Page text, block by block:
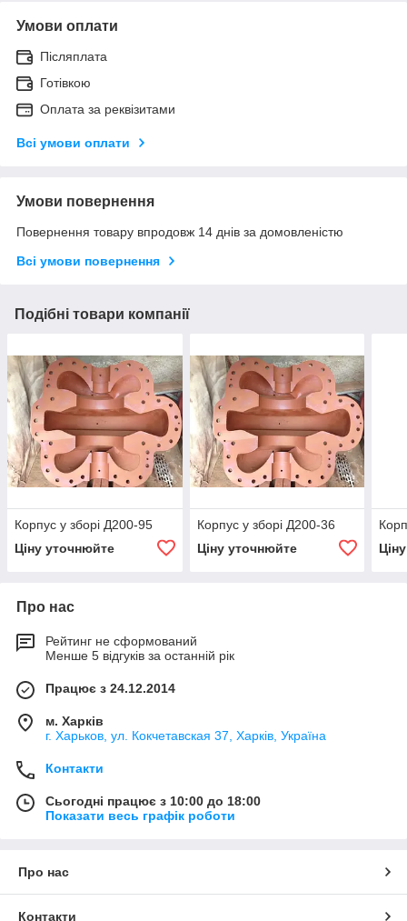
Умови оплати
Післяплата
Готівкою
Оплата за реквізитами
Всі умови оплати
Умови повернення
Повернення товару впродовж 14 днів за домовленістю
Всі умови повернення
Подібні товари компанії
Корпус у зборі Д200-95
Ціну уточнюйте
Корпус у зборі Д200-36
Ціну уточнюйте
Про нас
Рейтинг не сформований
Менше 5 відгуків за останній рік
Працює з 24.12.2014
м. Харків
г. Харьков, ул. Кокчетавская 37, Харків, Україна
Контакти
Сьогодні працює з 10:00 до 18:00
Показати весь графік роботи
Про нас
Контакти